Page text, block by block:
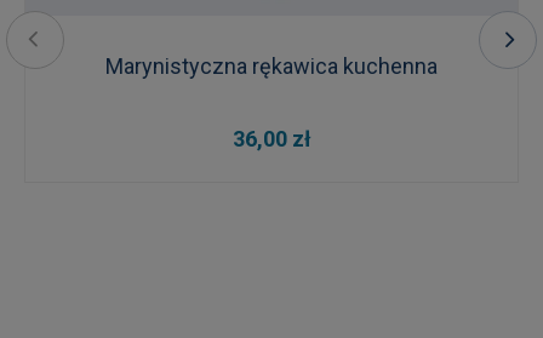
Marynistyczna rękawica kuchenna
36,00 zł